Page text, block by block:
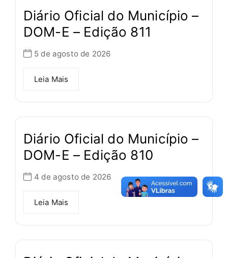
Diário Oficial do Município –
DOM-E – Edição 811
5 de agosto de 2026
Leia Mais
Diário Oficial do Município –
DOM-E – Edição 810
4 de agosto de 2026
Leia Mais